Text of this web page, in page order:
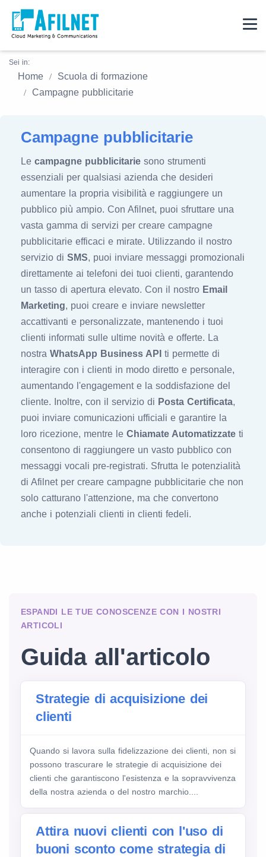
Sei in:
Home
Scuola di formazione
Campagne pubblicitarie
Campagne pubblicitarie
Le campagne pubblicitarie sono strumenti
essenziali per qualsiasi azienda che desideri
aumentare la propria visibilità e raggiungere un
pubblico più ampio. Con Afilnet, puoi sfruttare una
vasta gamma di servizi per creare campagne
pubblicitarie efficaci e mirate. Utilizzando il nostro
servizio di SMS, puoi inviare messaggi promozionali
direttamente ai telefoni dei tuoi clienti, garantendo
un tasso di apertura elevato. Con il nostro Email
Marketing, puoi creare e inviare newsletter
accattivanti e personalizzate, mantenendo i tuoi
clienti informati sulle ultime novità e offerte. La
nostra WhatsApp Business API ti permette di
interagire con i clienti in modo diretto e personale,
aumentando l'engagement e la soddisfazione del
cliente. Inoltre, con il servizio di Posta Certificata,
puoi inviare comunicazioni ufficiali e garantire la
loro ricezione, mentre le Chiamate Automatizzate ti
consentono di raggiungere un vasto pubblico con
messaggi vocali pre-registrati. Sfrutta le potenzialità
di Afilnet per creare campagne pubblicitarie che non
solo catturano l'attenzione, ma che convertono
anche i potenziali clienti in clienti fedeli.
ESPANDI LE TUE CONOSCENZE CON I NOSTRI
ARTICOLI
Guida all'articolo
Strategie di acquisizione dei
clienti
Quando si lavora sulla fidelizzazione dei clienti, non si
possono trascurare le strategie di acquisizione dei
clienti che garantiscono l'esistenza e la sopravvivenza
della nostra azienda o del nostro marchio....
Attira nuovi clienti con l'uso di
buoni sconto come strategia di